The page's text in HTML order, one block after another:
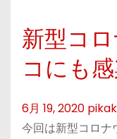
新型コ
コにも
6月 19, 2020
今回は新型コロナ